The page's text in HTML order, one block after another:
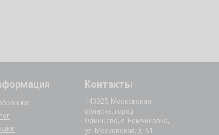
Контакты
143025, Московская
область, город
Одинцово, с. Немчиновка,
ул. Московская, д. 61